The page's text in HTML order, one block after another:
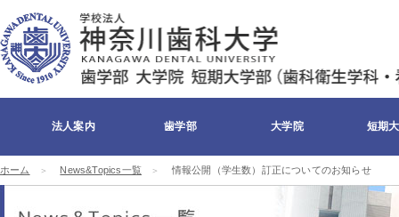
法人案内
理事長メッセージ
学長メッセージ
組織・沿革
理念・精神
キャンパスマップ
寄付について
医療施設
校章・校歌・ケイ
ディくん
交通アクセス
メディア
お問い合わせ
歯学部 大学院 短期
ホーム News&Topics一覧 情報公開（学生数）訂正についてのお知らせ